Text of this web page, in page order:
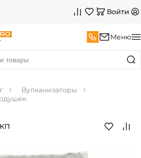
Войти
Меню
Вулканизаторы